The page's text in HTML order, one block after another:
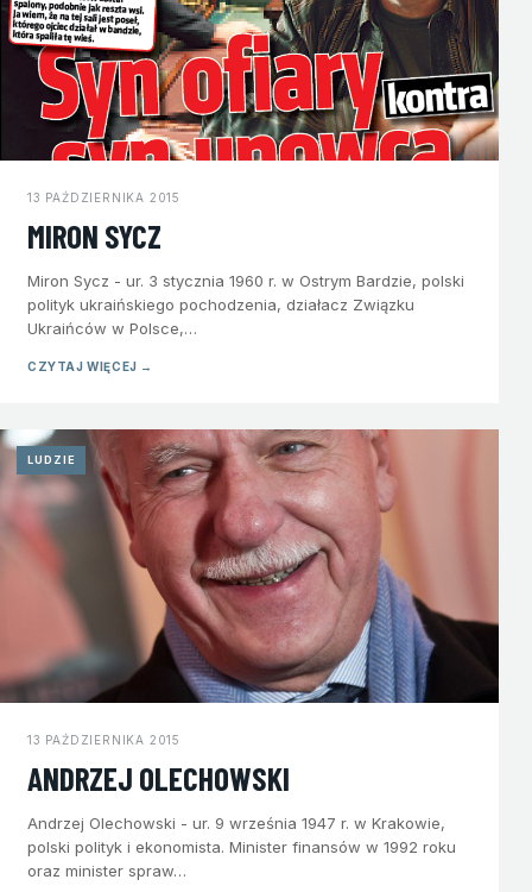
13 PAŹDZIERNIKA 2015
MIRON SYCZ
Miron Sycz - ur. 3 stycznia 1960 r. w Ostrym Bardzie, polski
polityk ukraińskiego pochodzenia, działacz Związku
Ukraińców w Polsce,…
CZYTAJ WIĘCEJ →
LUDZIE
13 PAŹDZIERNIKA 2015
ANDRZEJ OLECHOWSKI
Andrzej Olechowski - ur. 9 września 1947 r. w Krakowie,
polski polityk i ekonomista. Minister finansów w 1992 roku
oraz minister spraw…